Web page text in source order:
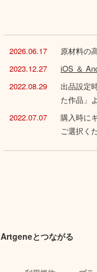
2026.06.17 原材料の
2023.12.27
iOS ＆
2022.08.29
出品設定
た作品」
2022.07.07
購入時に
ご選択く
Artgeneとつながる